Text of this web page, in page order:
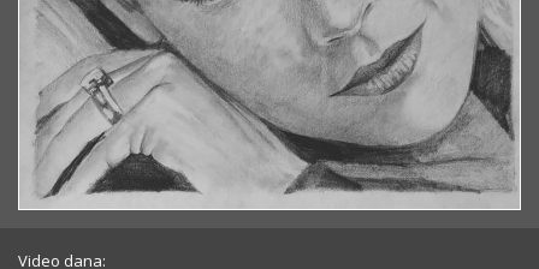
Video dana: